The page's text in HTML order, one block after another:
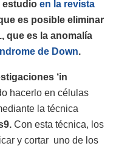
estudio en la revista
es posible eliminar
que es la anomalía
de Down.
‘in
hacerlo en células
la técnica
Con esta técnica, los
y cortar uno de los